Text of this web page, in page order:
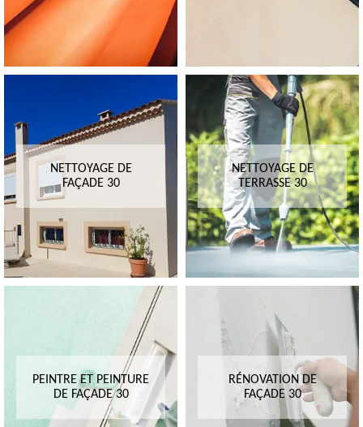
NETTOYAGE DE
FAÇADE 30
NETTOYAGE DE
TERRASSE 30
PEINTRE ET PEINTURE
DE FAÇADE 30
RÉNOVATION DE
FAÇADE 30